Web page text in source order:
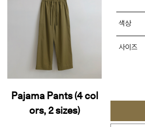
Pajama Pants (4 col
ors, 2 sizes)
색상
사이즈